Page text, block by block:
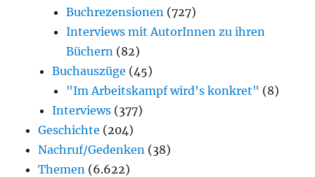
Buchrezensionen (727)
Interviews mit AutorInnen zu ihren
Büchern (82)
Buchauszüge (45)
"Im Arbeitskampf wird’s konkret" (8)
Interviews (377)
Geschichte (204)
Nachruf/Gedenken (38)
Themen (6.622)